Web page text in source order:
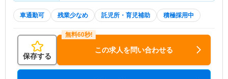
車通勤可 残業少なめ 託児所・育児補助 積極採用中
保存する
この求人を問い合わせる